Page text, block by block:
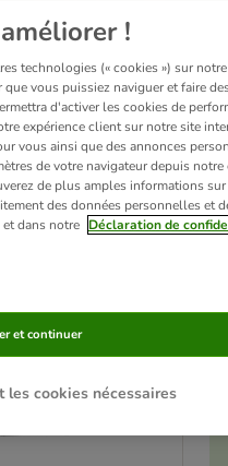
en collaboration avec
Pour compléter les repas de votre
!
technologies (« cookies ») sur
vous puissiez naviguer et faire
d'activer les cookies de
expérience client sur notre site
vous ainsi que des annonces
de votre navigateur depuis notre
de plus amples informations
des données personnelles et
dans notre Déclaration de
les cookies nécessaires
et continuer